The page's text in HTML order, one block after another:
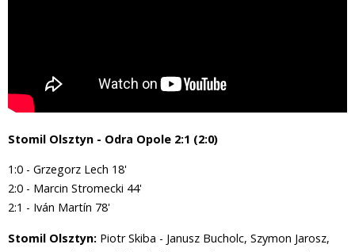
Stomil Olsztyn - Odra Opole 2:1 (2:0)
1:0 - Grzegorz Lech 18'
2:0 - Marcin Stromecki 44'
2:1 - Iván Martín 78'
Stomil Olsztyn: Piotr Skiba - Janusz Bucholc, Szymon Jarosz,